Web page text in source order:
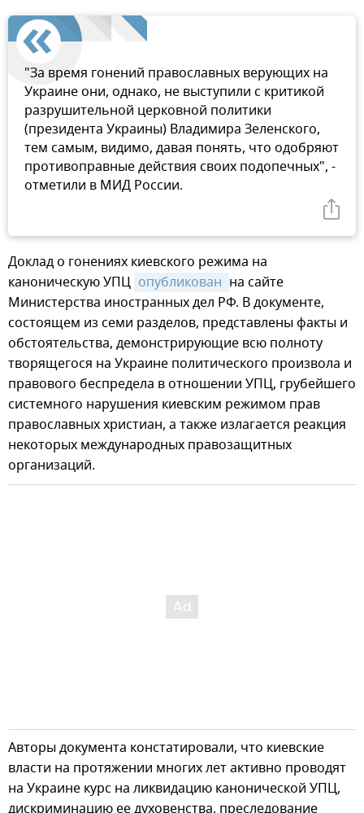
"За время гонений православных верующих на
Украине они, однако, не выступили с критикой
разрушительной церковной политики
(президента Украины) Владимира Зеленского,
тем самым, видимо, давая понять, что одобряют
противоправные действия своих подопечных", -
отметили в МИД России.
Доклад о гонениях киевского режима на
каноническую УПЦ опубликован на сайте
Министерства иностранных дел РФ. В документе,
состоящем из семи разделов, представлены факты и
обстоятельства, демонстрирующие всю полноту
творящегося на Украине политического произвола и
правового беспредела в отношении УПЦ, грубейшего
системного нарушения киевским режимом прав
православных христиан, а также излагается реакция
некоторых международных правозащитных
организаций.
Авторы документа констатировали, что киевские
власти на протяжении многих лет активно проводят
на Украине курс на ликвидацию канонической УПЦ,